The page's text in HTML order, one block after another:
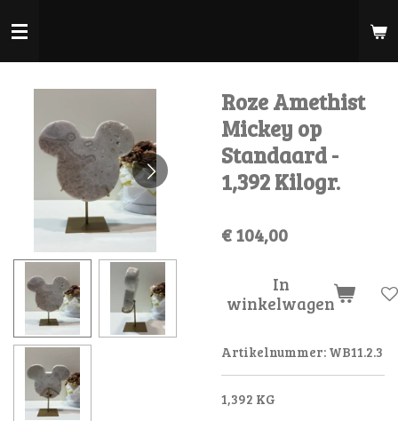
direct
Roze Amethist
Mickey op
Standaard -
1,392 Kilogr.
€ 104,00
In
winkelwagen
Artikelnummer: WB11.2.3
1,392 KG